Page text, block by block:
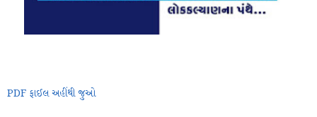
PDF ફાઈલ અહીંથી જુઓ